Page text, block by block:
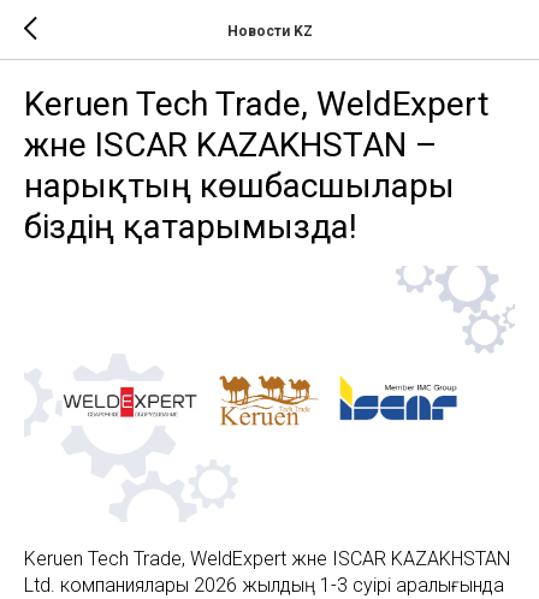
Новости KZ
Keruen Tech Trade, WeldExpert
және ISCAR KAZAKHSTAN –
нарықтың көшбасшылары
біздің қатарымызда!
Keruen Tech Trade, WeldExpert және ISCAR KAZAKHSTAN
Ltd. компаниялары 2026 жылдың 1-3 сәуірі аралығында